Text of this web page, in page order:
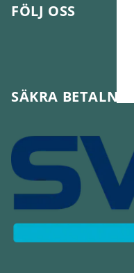
FÖLJ OSS
SÄKRA